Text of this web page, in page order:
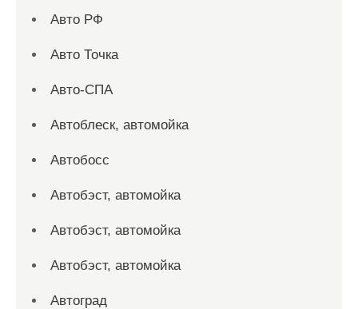
Авто РФ
Авто Точка
Авто-СПА
Автоблеск, автомойка
Автобосс
Автобэст, автомойка
Автобэст, автомойка
Автобэст, автомойка
Автоград